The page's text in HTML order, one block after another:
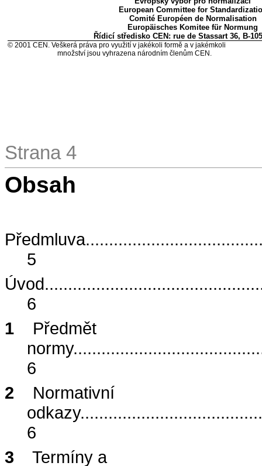
European Committee for
Comité Européen de Normalisation
Europäisches Komitee für Normung
Řídicí středisko CEN: rue de Stassart 36, B-
©2001 CEN. Veškerá práva pro využití v jakékoli formě a v jakémkoli
množství jsou vyhrazena národním členům CEN.
Strana 4
Obsah
Předmluva
5
Úvod
6
1
Předmět
normy
6
2
Normativní
odkazy
6
3
Termíny a